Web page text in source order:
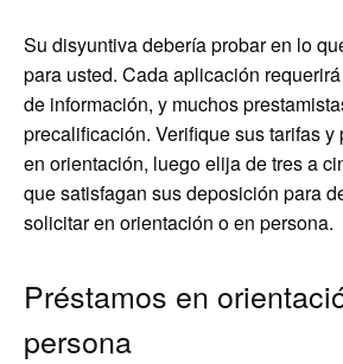
Su disyuntiva debería probar en lo
para usted. Cada aplicación
de información, y muchos
precalificación. Verifique sus tarifas
en orientación, luego elija de tres a
que satisfagan sus deposición para
solicitar en orientación o en persona.
Préstamos en
persona